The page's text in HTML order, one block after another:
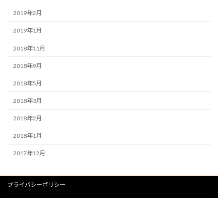
2019年2月
2019年1月
2018年11月
2018年9月
2018年5月
2018年3月
2018年2月
2018年1月
2017年12月
プライバシーポリシー